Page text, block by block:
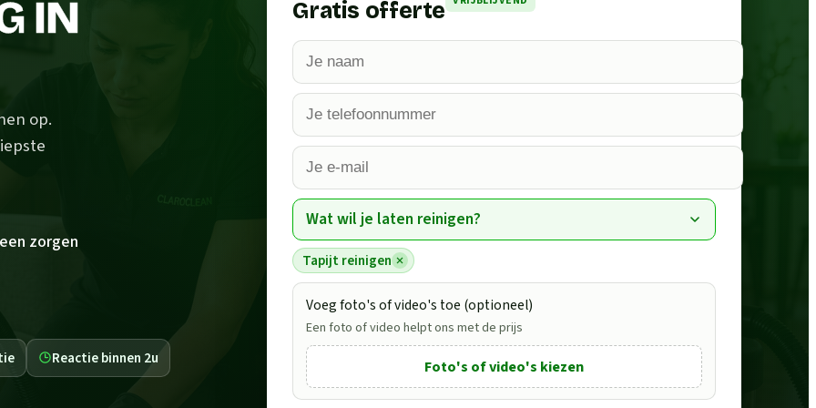
IN
op.
zorgen
Reactie binnen 2u
Gratis offerte
Wat wil je laten reinigen?
Tapijt reinigen
Voeg foto's of video's toe (optioneel)
Een foto of video helpt ons met de prijs
Foto's of video's kiezen